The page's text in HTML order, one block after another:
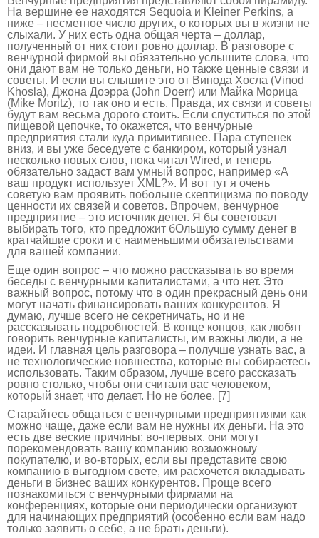
На вершине ее находятся Sequoia и Kleiner Perkins, а
ниже – несметное число других, о которых вы в жизни не
слыхали. У них есть одна общая черта – доллар,
полученный от них стоит ровно доллар. В разговоре с
венчурной фирмой вы обязательно услышите слова, что
они дают вам не только деньги, но также ценные связи и
советы. И если вы слышите это от Винода Хосла (Vinod
Khosla), Джона Доэрра (John Doerr) или Майка Морица
(Mike Moritz), то так оно и есть. Правда, их связи и советы
будут вам весьма дорого стоить. Если спуститься по этой
пищевой цепочке, то окажется, что венчурные
предприятия стали куда примитивнее. Пара ступенек
вниз, и вы уже беседуете с банкиром, который узнал
несколько новых слов, пока читал Wired, и теперь
обязательно задаст вам умный вопрос, например «А
ваш продукт использует XML?». И вот тут я очень
советую вам проявить побольше скептицизма по поводу
ценности их связей и советов. Впрочем, венчурное
предприятие – это источник денег. Я бы советовал
выбирать того, кто предложит бОльшую сумму денег в
кратчайшие сроки и с наименьшими обязательствами
для вашей компании.
Еще один вопрос – что можно рассказывать во время
беседы с венчурными капиталистами, а что нет. Это
важный вопрос, потому что в один прекрасный день они
могут начать финансировать ваших конкурентов. Я
думаю, лучше всего не секретничать, но и не
рассказывать подробностей. В конце концов, как любят
говорить венчурные капиталисты, им важны люди, а не
идеи. И главная цель разговора – получше узнать вас, а
не технологические новшества, которые вы собираетесь
использовать. Таким образом, лучше всего рассказать
ровно столько, чтобы они считали вас человеком,
который знает, что делает. Но не более. [7]
Старайтесь общаться с венчурными предприятиями как
можно чаще, даже если вам не нужны их деньги. На это
есть две веские причины: во-первых, они могут
порекомендовать вашу компанию возможному
покупателю, и во-вторых, если вы представите свою
компанию в выгодном свете, им расхочется вкладывать
деньги в бизнес ваших конкурентов. Проще всего
познакомиться с венчурными фирмами на
конференциях, которые они периодически организуют
для начинающих предприятий (особенно если вам надо
только заявить о себе, а не брать деньги).